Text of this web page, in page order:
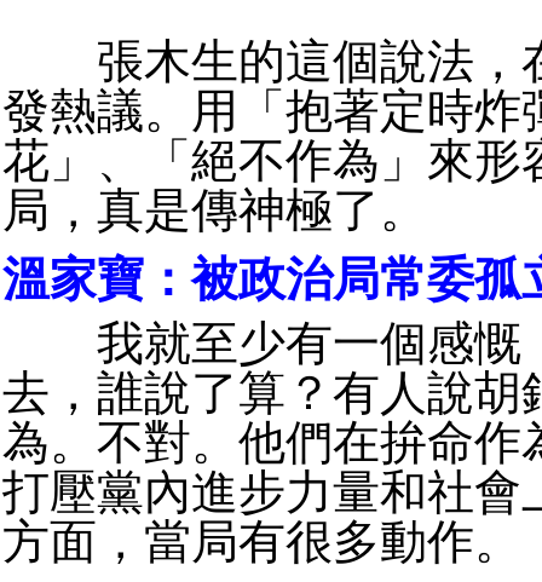
張木生的這個說法，
發熱議。用「抱著定時炸
花」、「絕不作為」來形
局，真是傳神極了。
溫家寶：被政治局常委孤
我就至少有一個感慨
去，誰說了算？有人說胡
為。不對。他們在拚命作
打壓黨內進步力量和社會
方面，當局有很多動作。